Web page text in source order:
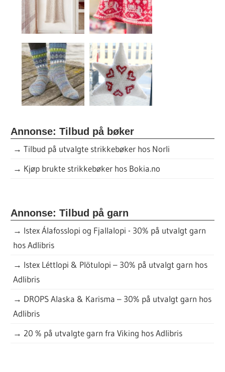
Annonse: Tilbud på bøker
→Tilbud på utvalgte strikkebøker hos Norli
→ Kjøp brukte strikkebøker hos Bokia.no
Annonse: Tilbud på garn
→ Istex Álafosslopi og Fjallalopi - 30% på utvalgt garn
hos Adlibris
→ Istex Léttlopi & Plötulopi – 30% på utvalgt garn hos
Adlibris
→ DROPS Alaska & Karisma – 30% på utvalgt garn hos
Adlibris
→ 20 % på utvalgte garn fra Viking hos Adlibris